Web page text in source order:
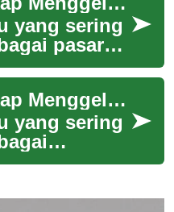
yang sering
pasar
menjadi
populer di
Panduan Lengkap Menggelar dan Berbelanja di Garage Sale
yang sering
bekas dari
cara yang